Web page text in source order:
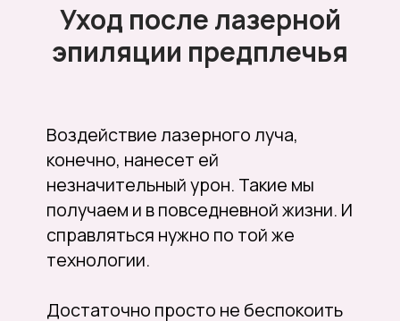
Уход после лазерной
эпиляции предплечья